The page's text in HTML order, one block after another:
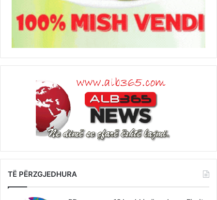
TË PËRZGJEDHURA